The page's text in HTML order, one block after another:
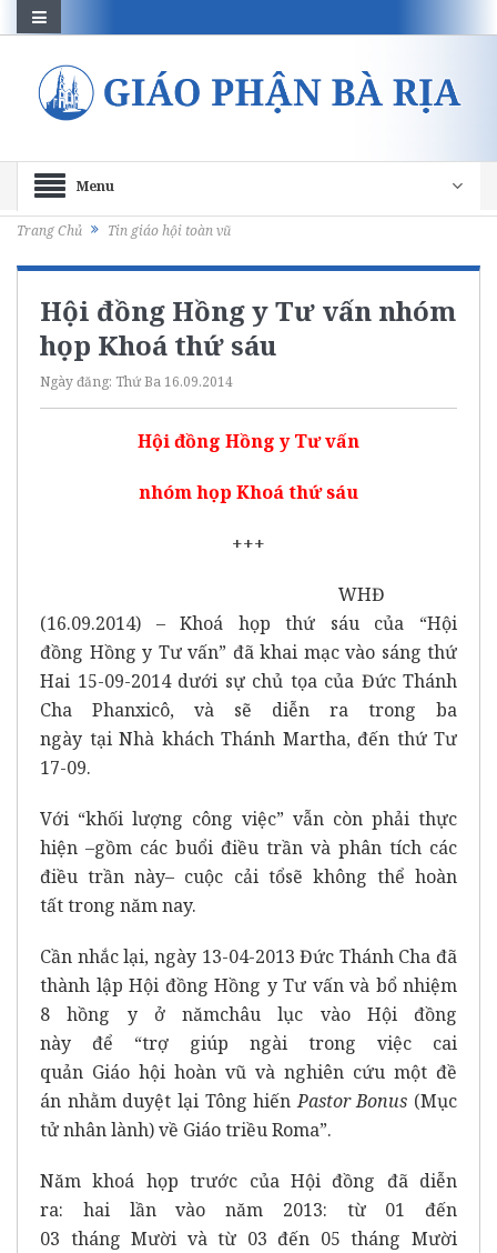
Menu
Trang Chủ Tin giáo hội toàn vũ
Hội đồng Hồng y Tư vấn nhóm
họp Khoá thứ sáu
Ngày đăng: Thứ Ba 16.09.2014
Hội đồng Hồng y Tư vấn
nhóm họp Khoá thứ sáu
+++
WHĐ
(16.09.2014) – Khoá họp thứ sáu của “Hội
đồng Hồng y Tư vấn” đã khai mạc vào sáng thứ
Hai 15-09-2014 dưới sự chủ tọa của Đức Thánh
Cha Phanxicô, và sẽ diễn ra trong ba
ngày tại Nhà khách Thánh Martha, đến thứ Tư
17-09.
Với “khối lượng công việc” vẫn còn phải thực
hiện –gồm các buổi điều trần và phân tích các
điều trần này– cuộc cải tổsẽ không thể hoàn
tất trong năm nay.
Cần nhắc lại, ngày 13-04-2013 Đức Thánh Cha đã
thành lập Hội đồng Hồng y Tư vấn và bổ nhiệm
8 hồng y ở nămchâu lục vào Hội đồng
này để “trợ giúp ngài trong việc cai
quản Giáo hội hoàn vũ và nghiên cứu một đề
án nhằm duyệt lại Tông hiếnPastor Bonus (Mục
tử nhân lành) về Giáo triều Roma”.
Năm khoá họp trước của Hội đồng đã diễn
ra: hai lần vào năm 2013: từ 01 đến
03 tháng Mười và từ 03 đến 05 tháng Mười